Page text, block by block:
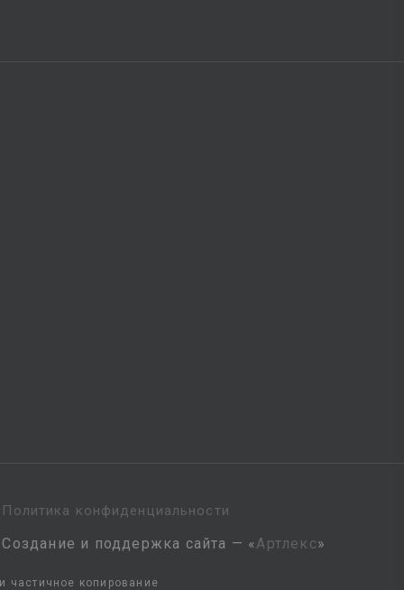
Политика конфиденциальности
Создание и поддержка сайта — «Артлекс»
копирование